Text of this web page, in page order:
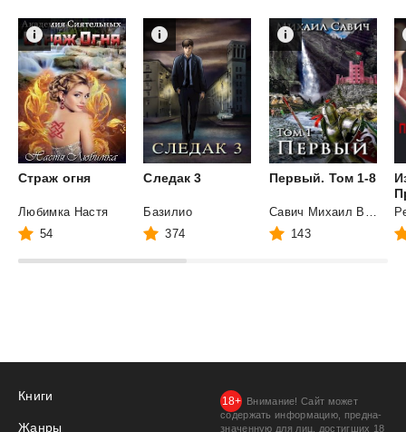
Страж огня
Любимка Настя
54
Следак 3
Базилио
374
Первый. Том 1-8
143
Книги
Жанры
Внимание! Сайт может
содержать информацию, предна­
значенную для лиц, дости­гших 18